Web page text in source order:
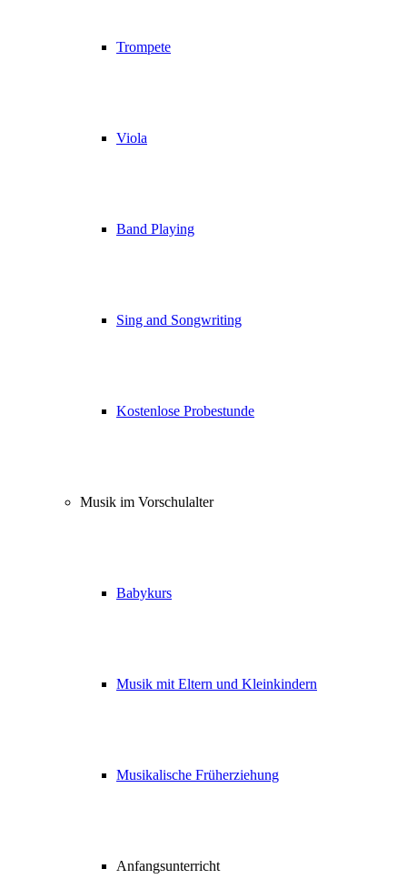
Trompete
Viola
Band Playing
Sing and Songwriting
Kostenlose Probestunde
Musik im Vorschulalter
Babykurs
Musik mit Eltern und Kleinkindern
Musikalische Früherziehung
Anfangsunterricht